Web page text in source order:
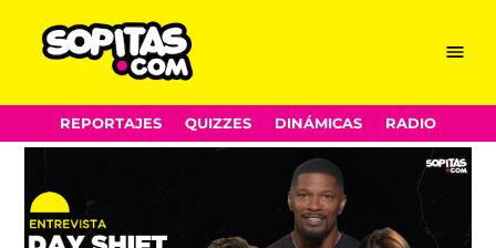
Skip
to
Menu
REPORTAJES QUIZZES DINÁMICAS RADIO